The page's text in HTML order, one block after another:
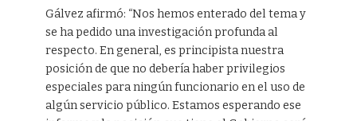
Gálvez afirmó: “Nos hemos enterado del tema y
se ha pedido una investigación profunda al
respecto. En general, es principista nuestra
posición de que no debería haber privilegios
especiales para ningún funcionario en el uso de
algún servicio público. Estamos esperando ese